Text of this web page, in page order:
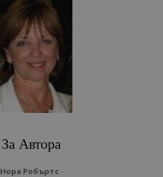
За Автора
Нора Робъртс-